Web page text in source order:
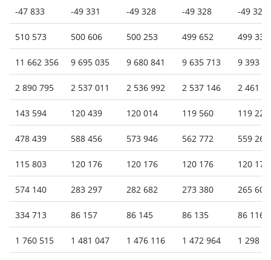
-47 833 -49 331 -49 328 -49 328 -49 328
510 573 500 606 500 253 499 652 499 330
11 662 356 9 695 035 9 680 841 9 635 713 9 393
2 890 795 2 537 011 2 536 992 2 537 146 2 461
143 594 120 439 120 014 119 560 119 228
478 439 588 456 573 946 562 772 559 266
115 803 120 176 120 176 120 176 120 176
574 140 283 297 282 682 273 380 265 603
334 713 86 157 86 145 86 135 86 116
1 760 515 1 481 047 1 476 116 1 472 964 1 298